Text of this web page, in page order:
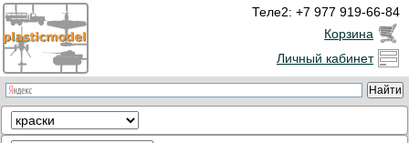
Теле2: +7 977 919-66-84
Корзина
Личный кабинет